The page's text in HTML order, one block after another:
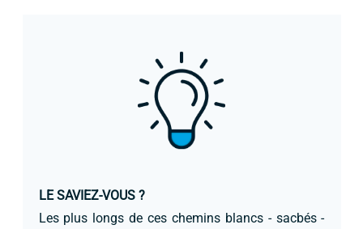
LE SAVIEZ-VOUS ?
Les plus longs de ces chemins blancs - sacbés -